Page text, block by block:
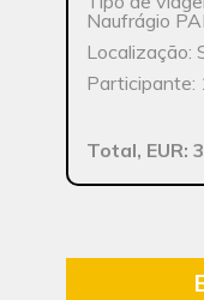
Naufrágio
Localização:
Participante:
Total, EUR: